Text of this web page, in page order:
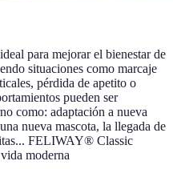
para mejorar el bienestar de
situaciones como marcaje
pérdida de apetito o
pueden ser
como: adaptación a nueva
nueva mascota, la llegada de
FELIWAY® Classic
moderna